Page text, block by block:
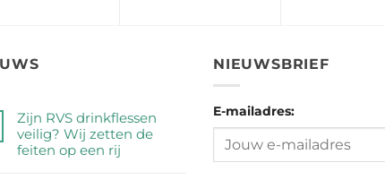
Zijn RVS drinkflessen
veilig? Wij zetten de
feiten op een rij
NIEUWSBRIEF
E-mailadres: